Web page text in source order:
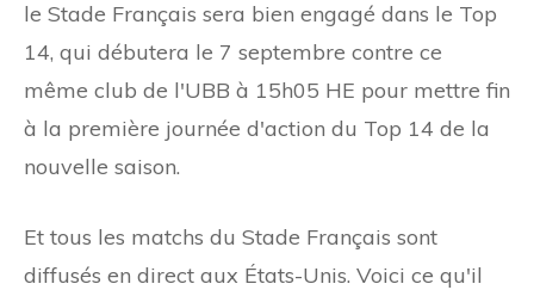
le Stade Français sera bien engagé dans le Top
14, qui débutera le 7 septembre contre ce
même club de l'UBB à 15h05 HE pour mettre fin
à la première journée d'action du Top 14 de la
nouvelle saison.
Et tous les matchs du Stade Français sont
diffusés en direct aux États-Unis. Voici ce qu'il